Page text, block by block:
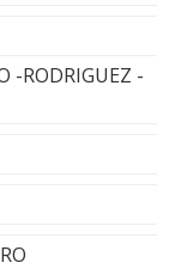
-RODRIGUEZ -